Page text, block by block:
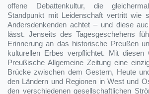
offene Debattenkultur, die
Standpunkt mit Leidenschaft vertritt wie
Andersdenkenden achtet – und diese
lässt. Jenseits des Tagesgeschehens
Erinnerung an das historische Preußen
kulturellen Erbes verpflichtet. Mit diesen
Preußische Allgemeine Zeitung eine
Brücke zwischen dem Gestern, Heute
den Ländern und Regionen in West und
den verschiedenen gesellschaftlichen